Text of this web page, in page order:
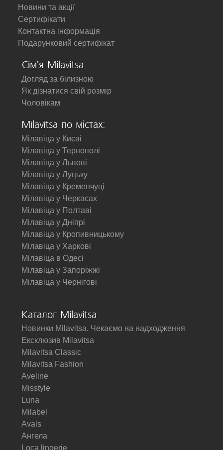
Новини та акції
Сертифікати
Контактна інформація
Подарунковий сертифікат
Сім'я Milavitsa
Догляд за білизною
Як дізнатися свій розмір
Чоловікам
Milavitsa по містах:
Мілавіца у Києві
Мілавіца у Тернополі
Мілавіца у Львові
Мілавіца у Луцьку
Мілавіца у Кременчуці
Мілавіца у Черкасах
Мілавіца у Полтаві
Мілавіца у Дніпрі
Мілавіца у Кропивницькому
Мілавіца у Харкові
Мілавіца в Одесі
Мілавіца у Запоріжжі
Мілавіца у Чернігові
Каталог Milavitsa
Новинки Milavitsa. Чекаємо на надходження
Ексклюзив Milavitsa
Milavitsa Classic
Milavitsa Fashion
Aveline
Misstyle
Luna
Milabel
Avals
Ангела
Loca lingerie